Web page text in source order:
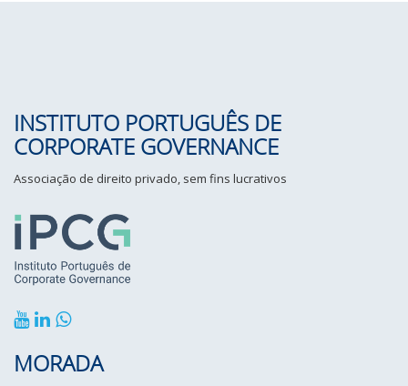
INSTITUTO PORTUGUÊS DE
CORPORATE GOVERNANCE
Associação de direito privado, sem fins lucrativos
MORADA